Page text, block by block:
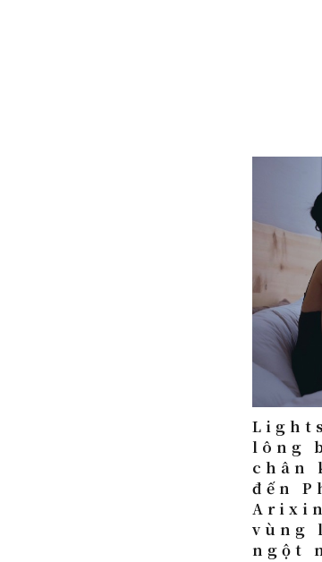
lông
chân
đến
vùng
ngột